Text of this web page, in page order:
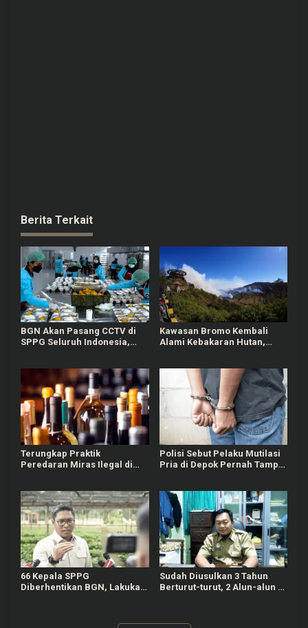
Berita Terkait
BGN Akan Pasang CCTV di
SPPG Seluruh Indonesia,
Kawasan Bromo Kembali
Alami Kebakaran Hutan,
Terungkap Praktik
Peredaran Miras Ilegal di
Polisi Sebut Pelaku Mutilasi
Pria di Depok Pernah Tampil
66 Kepala SPPG
Diberhentikan BGN, Lakukan
Sudah Diusulkan 3 Tahun
Berturut-turut, 2 Alun-alun di